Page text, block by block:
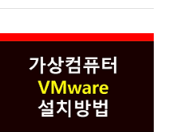
size="size23"> 1. 키보드
에는 앱을 다운로드하여 설치
해 사용하려 했..
을 떨어트려 고장이 났습니
다.PC와 마찬가지로 폰도 백
업을 하지 않았던 상황이라
무척 당황스러웠는데요바로
삼성 서비스센터에 가서 수리
견적을 냈더니 30만 원이라고
하네요백업만 가능하냐고 물